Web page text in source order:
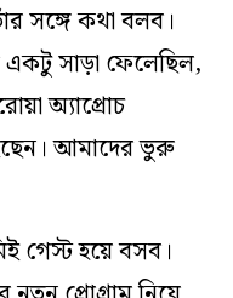
সঙ্গে কথা বলব।
একটু সাড়া ফেলেছিল,
অ‌্যাপ্রোচ
আমাদের ভুরু
গেস্ট হয়ে বসব।